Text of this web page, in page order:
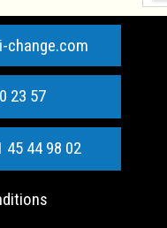
change.com
23 57
45 44 98 02